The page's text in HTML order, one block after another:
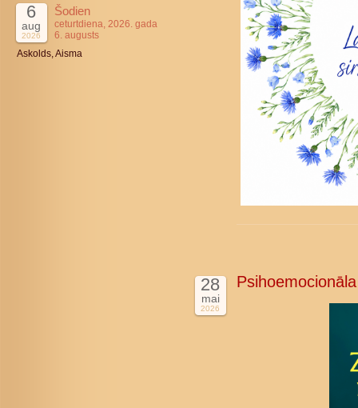
6
aug
2026
Šodien
ceturtdiena, 2026. gada
6. augusts
Askolds, Aisma
28
mai
2026